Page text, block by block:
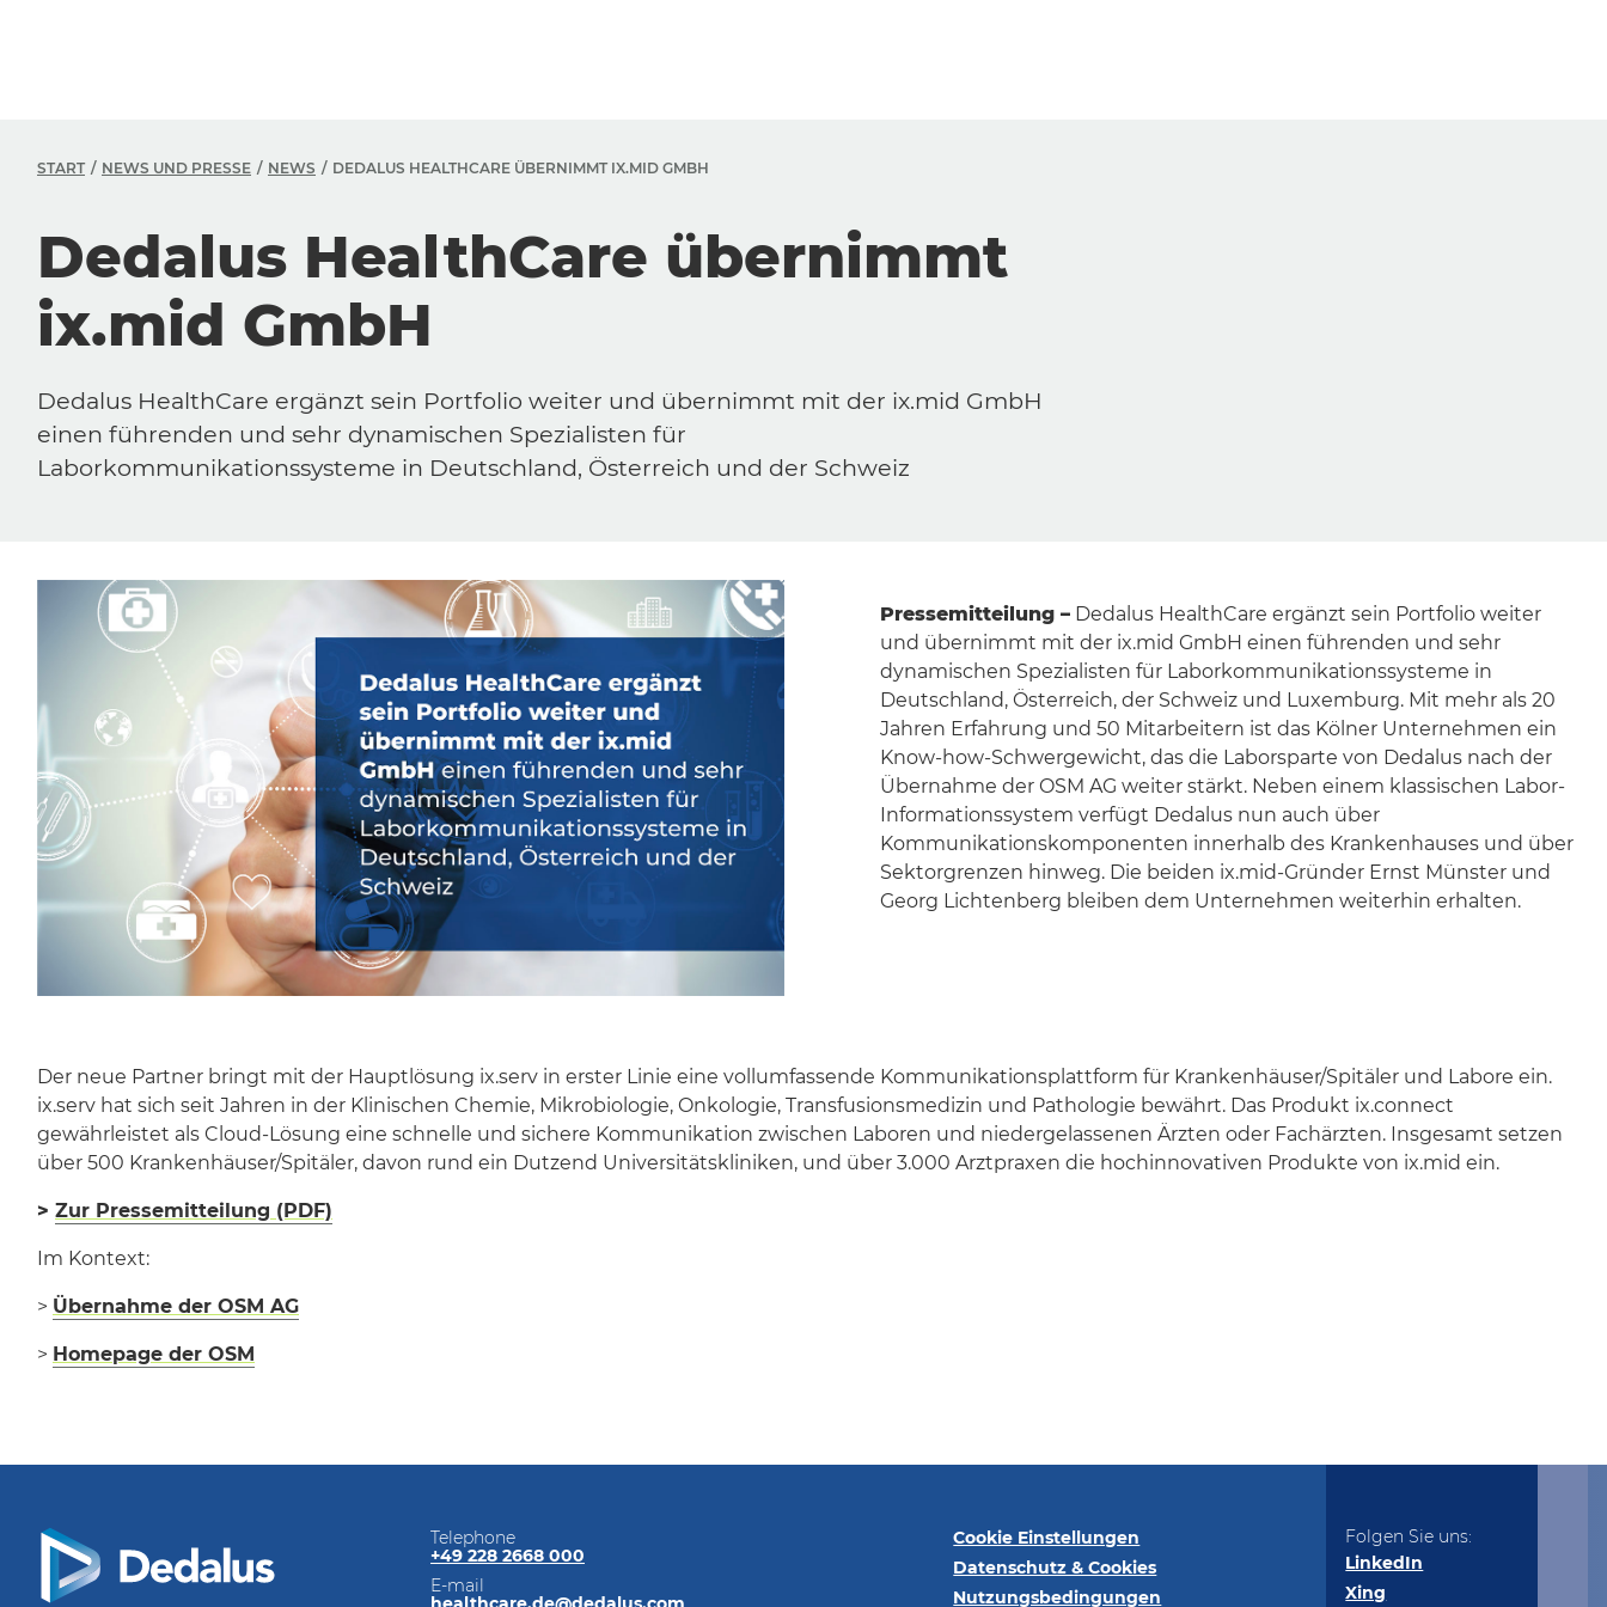
START NEWS UND PRESSE NEWS DEDALUS HEALTHCARE ÜBERNIMMT IX.MID GMBH
Dedalus HealthCare übernimmt
ix.mid GmbH
Dedalus HealthCare ergänzt sein Portfolio weiter und übernimmt mit der ix.mid GmbH
einen führenden und sehr dynamischen Spezialisten für
Laborkommunikationssysteme in Deutschland, Österreich und der Schweiz
Pressemitteilung – Dedalus HealthCare ergänzt sein Portfolio weiter
und übernimmt mit der ix.mid GmbH einen führenden und sehr
dynamischen Spezialisten für Laborkommunikationssysteme in
Deutschland, Österreich, der Schweiz und Luxemburg. Mit mehr als 20
Jahren Erfahrung und 50 Mitarbeitern ist das Kölner Unternehmen ein
Know-how-Schwergewicht, das die Laborsparte von Dedalus nach der
Übernahme der OSM AG weiter stärkt. Neben einem klassischen Labor-
Informationssystem verfügt Dedalus nun auch über
Kommunikationskomponenten innerhalb des Krankenhauses und über
Sektorgrenzen hinweg. Die beiden ix.mid-Gründer Ernst Münster und
Georg Lichtenberg bleiben dem Unternehmen weiterhin erhalten.
Der neue Partner bringt mit der Hauptlösung ix.serv in erster Linie eine vollumfassende Kommunikationsplattform für Krankenhäuser/Spitäler und Labore ein.
ix.serv hat sich seit Jahren in der Klinischen Chemie, Mikrobiologie, Onkologie, Transfusionsmedizin und Pathologie bewährt. Das Produkt ix.connect
gewährleistet als Cloud-Lösung eine schnelle und sichere Kommunikation zwischen Laboren und niedergelassenen Ärzten oder Fachärzten. Insgesamt setzen
über 500 Krankenhäuser/Spitäler, davon rund ein Dutzend Universitätskliniken, und über 3.000 Arztpraxen die hochinnovativen Produkte von ix.mid ein.
> Zur Pressemitteilung (PDF)
Im Kontext:
> Übernahme der OSM AG
> Homepage der OSM
Telephone
+49 228 2668 000
E-mail
Cookie Einstellungen
Datenschutz & Cookies
Nutzungsbedingungen
Folgen Sie uns:
LinkedIn
Xing